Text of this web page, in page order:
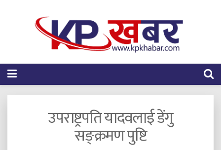
उपराष्ट्रपति यादवलाई डेंगु
सङ्क्रमण पुष्टि